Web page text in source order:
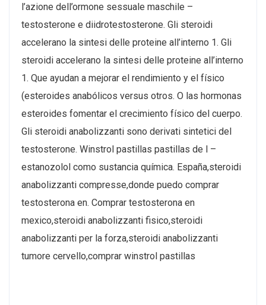
l’azione dell’ormone sessuale maschile –
testosterone e diidrotestosterone. Gli steroidi
accelerano la sintesi delle proteine all’interno 1. Gli
steroidi accelerano la sintesi delle proteine all’interno
1. Que ayudan a mejorar el rendimiento y el físico
(esteroides anabólicos versus otros. O las hormonas
esteroides fomentar el crecimiento físico del cuerpo.
Gli steroidi anabolizzanti sono derivati sintetici del
testosterone. Winstrol pastillas pastillas de l –
estanozolol como sustancia química. España,steroidi
anabolizzanti compresse,donde puedo comprar
testosterona en. Comprar testosterona en
mexico,steroidi anabolizzanti fisico,steroidi
anabolizzanti per la forza,steroidi anabolizzanti
tumore cervello,comprar winstrol pastillas